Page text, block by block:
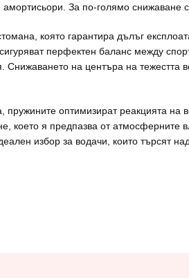
За по-голямо снижаване
която гарантира дълъг
перфектен баланс между
на центъра на
оптимизират реакцията
което я предпазва от
избор за водачи, които търсят